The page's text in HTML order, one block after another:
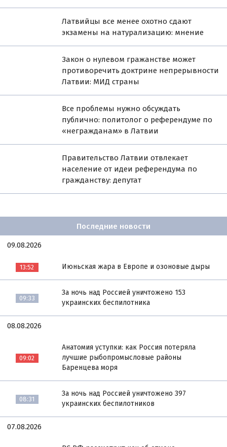
Латвийцы все менее охотно сдают
экзамены на натурализацию: мнение
Закон о нулевом гражанстве может
противоречить доктрине непрерывности
Латвии: МИД страны
Все проблемы нужно обсуждать
публично: политолог о референдуме по
«негражданам» в Латвии
Правительство Латвии отвлекает
население от идеи референдума по
гражданству: депутат
Последние новости
09.08.2026
13:52 Июньская жара в Европе и озоновые дыры
09:33
За ночь над Россией уничтожено 153
украинских беспилотника
08.08.2026
09:02
Анатомия уступки: как Россия потеряла
лучшие рыбопромысловые районы
Баренцева моря
08:31
За ночь над Россией уничтожено 397
украинских беспилотников
07.08.2026